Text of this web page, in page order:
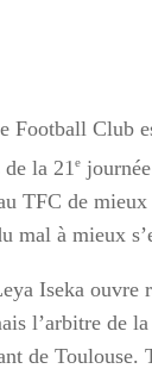
Football Club
la 21 e
TFC de
mal à mieux
Iseka ouvre
l’arbitre de
de